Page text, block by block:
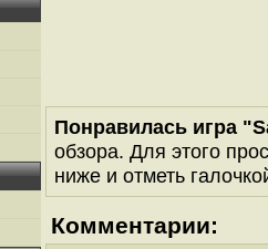
Понравилась игра
обзора. Для этого
ниже и отметь
Комментарии: